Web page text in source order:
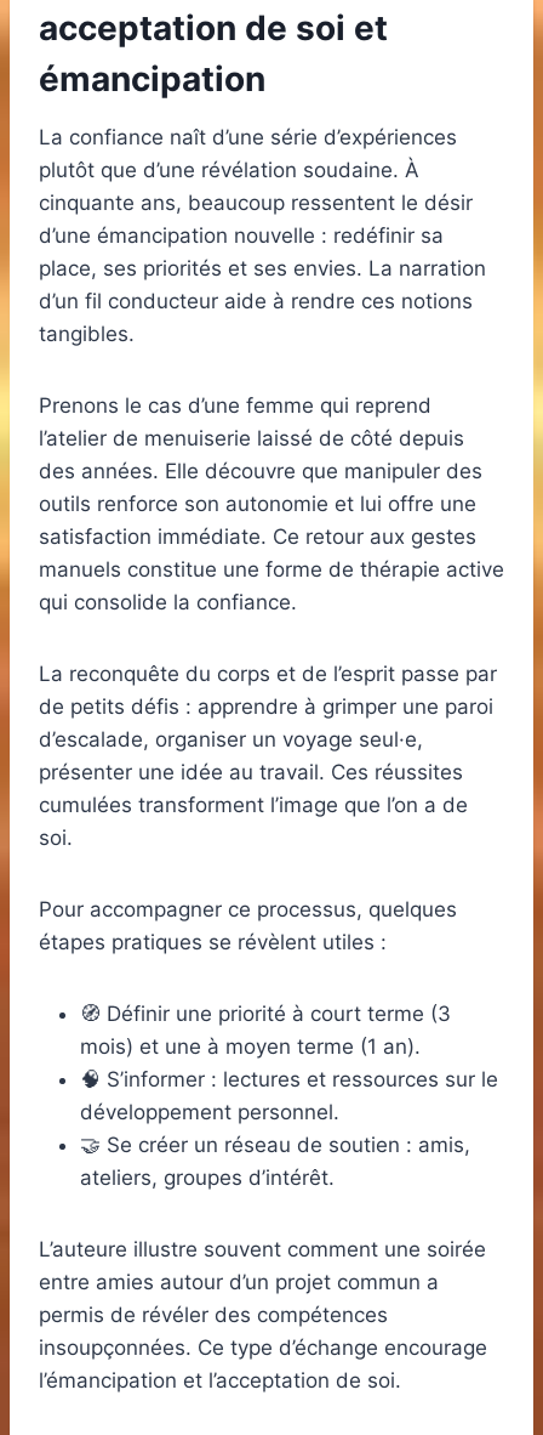
acceptation de soi et
émancipation
La confiance naît d’une série d’expériences
plutôt que d’une révélation soudaine. À
cinquante ans, beaucoup ressentent le désir
d’une émancipation nouvelle : redéfinir sa
place, ses priorités et ses envies. La narration
d’un fil conducteur aide à rendre ces notions
tangibles.
Prenons le cas d’une femme qui reprend
l’atelier de menuiserie laissé de côté depuis
des années. Elle découvre que manipuler des
outils renforce son autonomie et lui offre une
satisfaction immédiate. Ce retour aux gestes
manuels constitue une forme de thérapie active
qui consolide la confiance.
La reconquête du corps et de l’esprit passe par
de petits défis : apprendre à grimper une paroi
d’escalade, organiser un voyage seul·e,
présenter une idée au travail. Ces réussites
cumulées transforment l’image que l’on a de
soi.
Pour accompagner ce processus, quelques
étapes pratiques se révèlent utiles :
🧭 Définir une priorité à court terme (3
mois) et une à moyen terme (1 an).
🧠 S’informer : lectures et ressources sur le
développement personnel.
🤝 Se créer un réseau de soutien : amis,
ateliers, groupes d’intérêt.
L’auteure illustre souvent comment une soirée
entre amies autour d’un projet commun a
permis de révéler des compétences
insoupçonnées. Ce type d’échange encourage
l’émancipation et l’acceptation de soi.